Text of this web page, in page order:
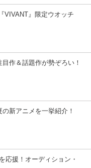
VIVANT』限定ウオッチ
作＆話題作が勢ぞろい！
の新アニメを一挙紹介！
応援！オーディション・